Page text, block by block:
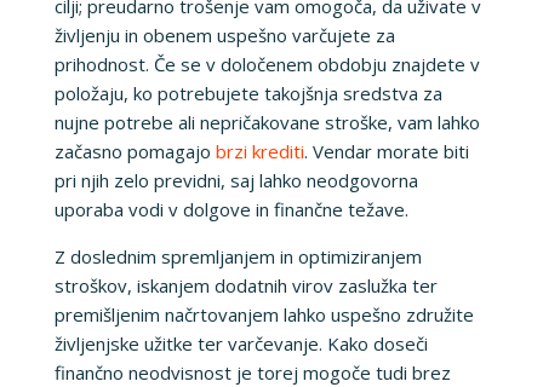
cilji; preudarno trošenje vam omogoča, da uživate v
življenju in obenem uspešno varčujete za
prihodnost. Če se v določenem obdobju znajdete v
položaju, ko potrebujete takojšnja sredstva za
nujne potrebe ali nepričakovane stroške, vam lahko
začasno pomagajo brzi krediti. Vendar morate biti
pri njih zelo previdni, saj lahko neodgovorna
uporaba vodi v dolgove in finančne težave.
Z doslednim spremljanjem in optimiziranjem
stroškov, iskanjem dodatnih virov zaslužka ter
premišljenim načrtovanjem lahko uspešno združite
življenjske užitke ter varčevanje. Kako doseči
finančno neodvisnost je torej mogoče tudi brez